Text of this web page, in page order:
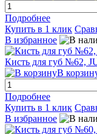
Подробнее
Купить в 1 клик
В избранное
Кисть для губ №62,
В
Подробнее
Купить в 1 клик
В избранное